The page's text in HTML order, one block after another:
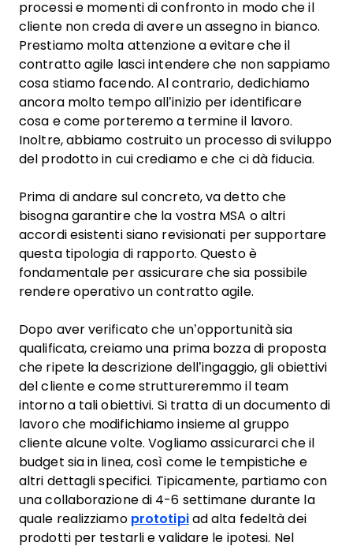
processi e momenti di confronto in modo che il
cliente non creda di avere un assegno in bianco.
Prestiamo molta attenzione a evitare che il
contratto agile lasci intendere che non sappiamo
cosa stiamo facendo. Al contrario, dedichiamo
ancora molto tempo all’inizio per identificare
cosa e come porteremo a termine il lavoro.
Inoltre, abbiamo costruito un processo di sviluppo
del prodotto in cui crediamo e che ci dà fiducia.
Prima di andare sul concreto, va detto che
bisogna garantire che la vostra MSA o altri
accordi esistenti siano revisionati per supportare
questa tipologia di rapporto. Questo è
fondamentale per assicurare che sia possibile
rendere operativo un contratto agile.
Dopo aver verificato che un’opportunità sia
qualificata, creiamo una prima bozza di proposta
che ripete la descrizione dell’ingaggio, gli obiettivi
del cliente e come struttureremmo il team
intorno a tali obiettivi. Si tratta di un documento di
lavoro che modifichiamo insieme al gruppo
cliente alcune volte. Vogliamo assicurarci che il
budget sia in linea, così come le tempistiche e
altri dettagli specifici. Tipicamente, partiamo con
una collaborazione di 4-6 settimane durante la
quale realizziamo prototipiad alta fedeltà dei
prodotti per testarli e validare le ipotesi. Nel